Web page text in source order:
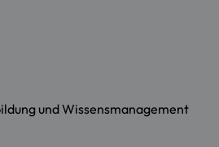
und Wissensmanagement